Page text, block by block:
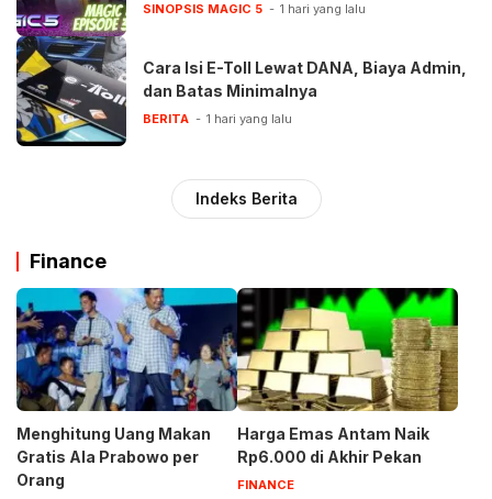
SINOPSIS MAGIC 5 1 hari yang lalu
Cara Isi E-Toll Lewat DANA, Biaya Admin,
dan Batas Minimalnya
BERITA 1 hari yang lalu
Indeks Berita
Finance
Menghitung Uang Makan
Gratis Ala Prabowo per
Orang
Harga Emas Antam Naik
Rp6.000 di Akhir Pekan
FINANCE